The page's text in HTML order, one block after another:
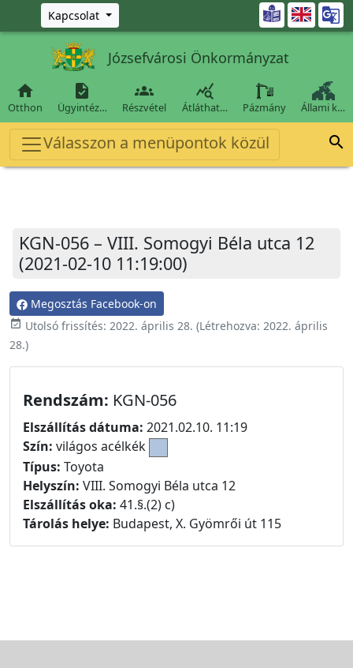
Ugrás a fő tartalomra
Kapcsolat 
Józsefvárosi Önkormányzat

Otthon

Ügyintéz…

Részvétel

Átláthat… Pázmány Állami k…
Válasszon a menüpontok közül 
KGN-056 – VIII. Somogyi Béla utca 12
(2021-02-10 11:19:00)
Megosztás Facebook-on
event_available Utolsó frissítés: 2022. április 28. (Létrehozva: 2022. április
28.)
Rendszám: KGN-056
Elszállítás dátuma: 2021.02.10. 11:19
Szín: világos acélkék
Típus: Toyota
Helyszín: VIII. Somogyi Béla utca 12
Elszállítás oka: 41.§.(2) c)
Tárolás helye: Budapest, X. Gyömrői út 115